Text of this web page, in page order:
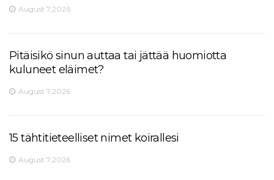
August 7,2026
Pitäisikö sinun auttaa tai jättää huomiotta
kuluneet eläimet?
August 7,2026
15 tähtitieteelliset nimet koirallesi
August 7,2026